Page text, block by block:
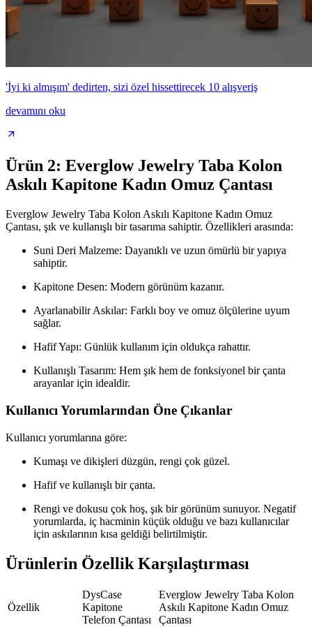
'İyi ki almışım' dedirten, sizi özel hissettirecek 10 alışveriş
devamını oku
Ürün 2: Everglow Jewelry Taba Kolon
Askılı Kapitone Kadın Omuz Çantası
Everglow Jewelry Taba Kolon Askılı Kapitone Kadın Omuz
Çantası, şık ve kullanışlı bir tasarıma sahiptir. Özellikleri arasında:
Suni Deri Malzeme: Dayanıklı ve uzun ömürlü bir yapıya
sahiptir.
Kapitone Desen: Modern görünüm kazanır.
Ayarlanabilir Askılar: Farklı boy ve omuz ölçülerine uyum
sağlar.
Hafif Yapı: Günlük kullanım için oldukça rahattır.
Kullanışlı Tasarım: Hem şık hem de fonksiyonel bir çanta
arayanlar için idealdir.
Kullanıcı Yorumlarından Öne Çıkanlar
Kullanıcı yorumlarına göre:
Kumaşı ve dikişleri düzgün, rengi çok güzel.
Hafif ve kullanışlı bir çanta.
Rengi ve dokusu çok hoş, şık bir görünüm sunuyor. Negatif
yorumlarda, iç hacminin küçük olduğu ve bazı kullanıcılar
için askılarının kısa geldiği belirtilmiştir.
Ürünlerin Özellik Karşılaştırması
Özellik
DysCase
Kapitone
Telefon Çantası
Everglow Jewelry Taba Kolon
Askılı Kapitone Kadın Omuz
Çantası